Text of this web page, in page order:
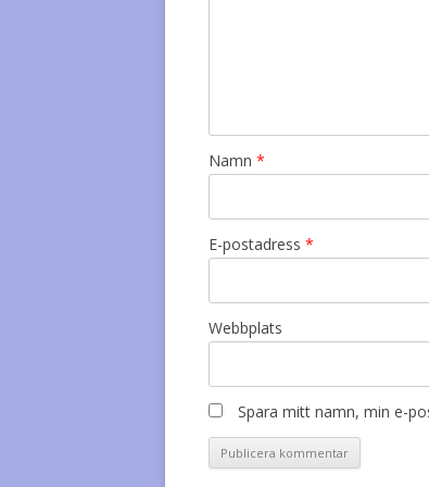
Namn *
E-postadress *
Webbplats
Spara mitt namn, min e-